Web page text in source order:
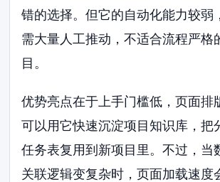
错的选择。但它的自动化能力较弱
需大量人工推动，不适合流程严格
目。
优势亮点在于上手门槛低，页面排
可以用它快速沉淀项目知识库，把
任务表复用到新项目里。不过，当
关联逻辑变复杂时，页面加载速度